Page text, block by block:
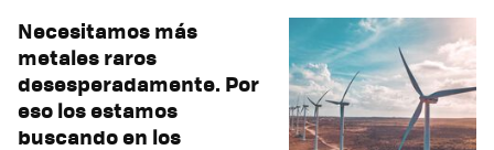
Necesitamos más
metales raros
desesperadamente. Por
eso los estamos
buscando en los